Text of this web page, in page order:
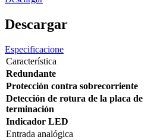
Descargar
Especificacione
Característica
Redundante
Protección contra sobrecorriente
Detección de rotura de la placa de
terminación
Indicador LED
Entrada analógica